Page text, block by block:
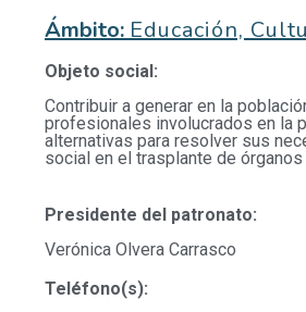
Ámbito: Educación,
Objeto social:
Contribuir a generar en la
profesionales involucrados en la
alternativas para resolver sus
social en el trasplante de
Presidente del patronato:
Verónica Olvera Carrasco
Teléfono(s):